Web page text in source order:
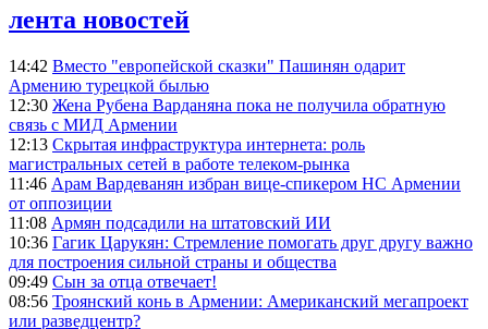
лента новостей
14:42 Вместо "европейской сказки" Пашинян одарит
Армению турецкой былью
12:30 Жена Рубена Варданяна пока не получила обратную
связь с МИД Армении
12:13 Скрытая инфраструктура интернета: роль
магистральных сетей в работе телеком-рынка
11:46 Арам Вардеванян избран вице-спикером НС Армении
от оппозиции
11:08 Армян подсадили на штатовский ИИ
10:36 Гагик Царукян: Стремление помогать друг другу важно
для построения сильной страны и общества
09:49 Сын за отца отвечает!
08:56 Троянский конь в Армении: Американский мегапроект
или разведцентр?